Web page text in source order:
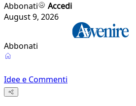
Abbonati
Accedi
August 9, 2026
Abbonati
Idee e Commenti